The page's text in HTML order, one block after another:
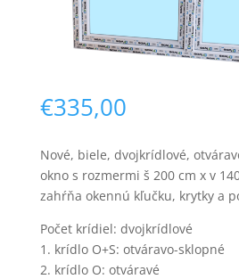
€335,00
Nové, biele, dvojkrídlové,
okno s rozmermi š 200 cm x v
zahŕňa okennú kľučku, krytky a
Počet krídiel: dvojkrídlové
1. krídlo O+S: otváravo-sklopné
2. krídlo O: otváravé